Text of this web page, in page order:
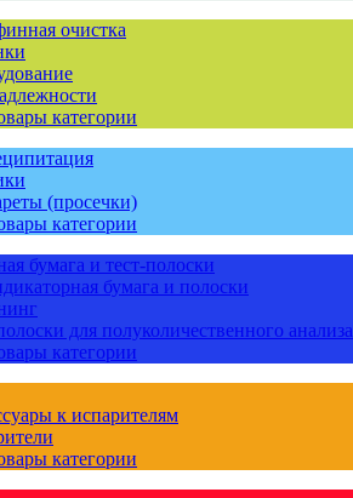
очистка
категории
(просечки)
категории
бумага и тест-полоски
бумага и полоски
для полуколичественного анализа
категории
к испарителям
категории